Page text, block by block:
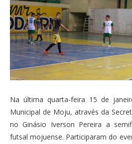
Na última quarta-feira 15 de
Municipal de Moju, através da
no Ginásio Iverson Pereira a
futsal mojuense. Participaram do